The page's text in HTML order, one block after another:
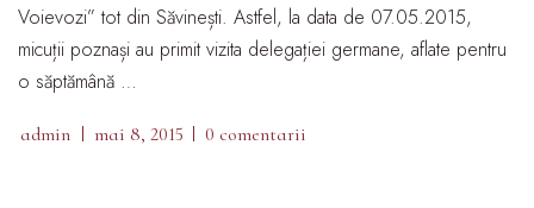
Voievozi” tot din Săvinești. Astfel, la data de 07.05.2015,
micuții poznași au primit vizita delegației germane, aflate pentru
o săptămână …
admin mai 8, 2015 0 comentarii